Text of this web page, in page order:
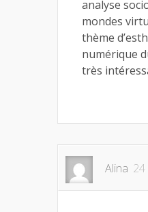
analyse
mondes
thème
numérique
très
Alina